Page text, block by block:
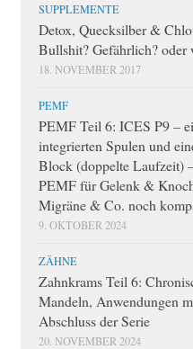
SUPPLEMENTE
Detox, Quecksilber &
Bullshit? Gefährlich?
18. NOVEMBER 2017
PEMF
PEMF Teil 6: ICES P9 –
integrierten Spulen und
Block (doppelte Laufzeit)
PEMF für Gelenk &
Migräne & Co. noch
9. OKTOBER 2024
ZÄHNE
Zahnkrams Teil 6:
Mandeln, Anwendungen
Abschluss der Serie
20. NOVEMBER 2024